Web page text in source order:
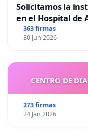
Solicitamos la
en el Hospital de
363 firmas
30 Jun 2026
CENTRO DE
273 firmas
24 Jan 2026